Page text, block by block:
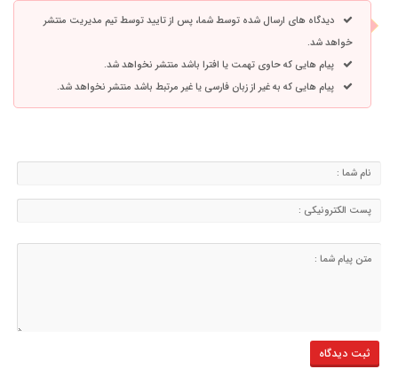
دیدگاه های ارسال شده توسط شما، پس از تایید توسط تیم مدیریت منتشر
خواهد شد.
پیام هایی که حاوی تهمت یا افترا باشد منتشر نخواهد شد.
پیام هایی که به غیر از زبان فارسی یا غیر مرتبط باشد منتشر نخواهد شد.